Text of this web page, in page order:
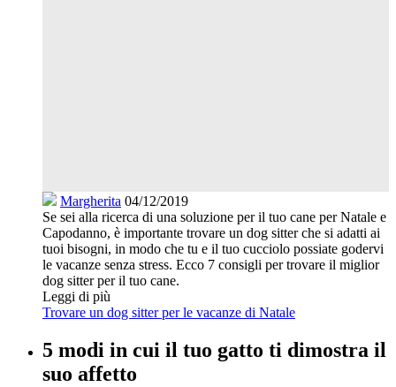
Margherita 04/12/2019
Se sei alla ricerca di una soluzione per il tuo cane per Natale e
Capodanno, è importante trovare un dog sitter che si adatti ai
tuoi bisogni, in modo che tu e il tuo cucciolo possiate godervi
le vacanze senza stress. Ecco 7 consigli per trovare il miglior
dog sitter per il tuo cane.
Leggi di più
Trovare un dog sitter per le vacanze di Natale
5 modi in cui il tuo gatto ti dimostra il
suo affetto